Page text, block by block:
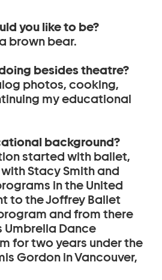
you like to be?
brown bear.
besides theatre?
photos, cooking,
my educational
background?
started with ballet,
Stacy Smith and
in the United
to the Joffrey Ballet
and from there
Dance
for two years under the
Gordon in Vancouver,